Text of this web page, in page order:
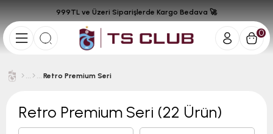
0
999TL ve Üzeri Siparişlerde Kargo Bedava 🚀
Retro Premium Seri
Retro Premium Seri (22 Ürün)